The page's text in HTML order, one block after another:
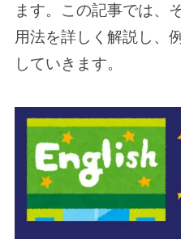
ます。この記事では、
用法を詳しく解説し、
していきます。